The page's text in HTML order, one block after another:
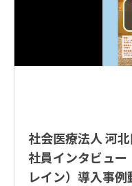
社会医療法人 河
社員インタビュ
レイン）導入事例